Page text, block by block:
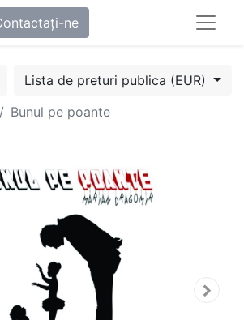
ne
Lista de preturi publica (EUR)
Bunul pe poante